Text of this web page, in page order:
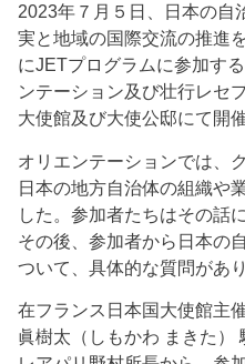
2023年７月５日、日本の自
実と地域の国際交流の推進
にJETプログラムに参加す
ンテーション及び壮行レセ
大使館及び大使公邸にて開
オリエンテーションでは、
日本の地方自治体の組織や
した。参加者たちはその話
その後、参加者から日本の
ついて、具体的な質問があ
在フランス日本国大使館主
眞樹太（しもかわ まきた）